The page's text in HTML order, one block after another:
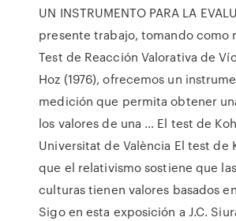
UN INSTRUMENTO PARA LA
presente trabajo, tomando como
Test de Reacción Valorativa de
Hoz (1976), ofrecemos un
medición que permita obtener
los valores de una … El test de
Universitat de València El test de
que el relativismo sostiene que
culturas tienen valores basados
Sigo en esta exposición a J.C.